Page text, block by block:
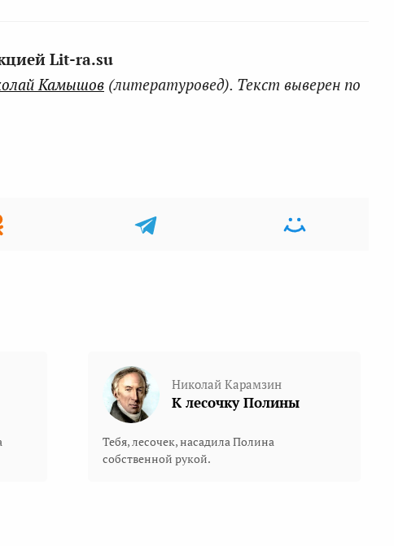
Lit-ra.su
Камышов (литературовед). Текст выверен по
Николай Карамзин
К лесочку Полины
Тебя, лесочек, насадила Полина
собственной рукой.